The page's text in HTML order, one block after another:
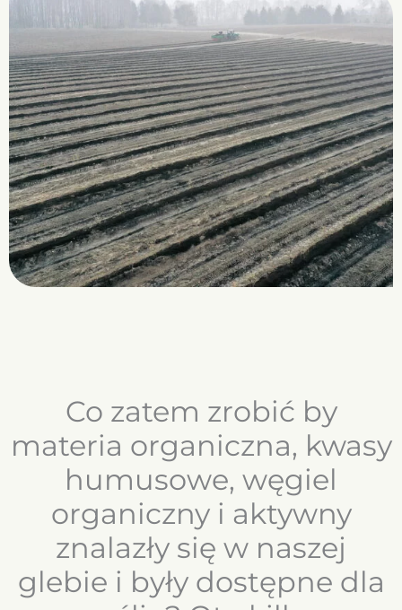
CARBOHUMIC, zastosowane jako dodatek
wzbogacający glebę, stanowiąniezastąpiony
bufor wodny, tzn. cząstki węgla skutecznie
trzymają zgromadzoną wilgoć(sorpcja nawet
do 60%) w okolicach systemu korzeniowego, a
zarazem zapobiegają nadmiernemu
odparowaniu wody z gleby. Tak dostarczona
materia organiczna zwiększa również
współczynnik wykorzystywania składników
odżywczych przez rośliny, tj. makro- i
mikroelementów (wskutek chelatacji).
Co zatem zrobić by
materia organiczna, kwasy
humusowe, węgiel
organiczny i aktywny
znalazły się w naszej
glebie i były dostępne dla